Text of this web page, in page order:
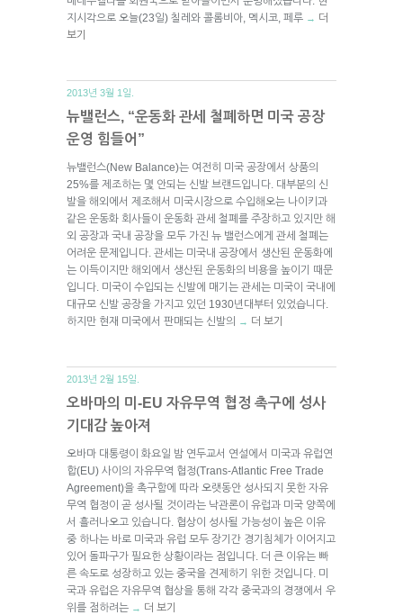
지시각으로 오늘(23일) 칠레와 콜롬비아, 멕시코, 페루 → 더
보기
2013년 3월 1일.
뉴밸런스, “운동화 관세 철폐하면 미국 공장
운영 힘들어”
뉴밸런스(New Balance)는 여전히 미국 공장에서 상품의
25%를 제조하는 몇 안되는 신발 브랜드입니다. 대부분의 신
발을 해외에서 제조해서 미국시장으로 수입해오는 나이키과
같은 운동화 회사들이 운동화 관세 철폐를 주장하고 있지만 해
외 공장과 국내 공장을 모두 가진 뉴 밸런스에게 관세 철폐는
어려운 문제입니다. 관세는 미국내 공장에서 생산된 운동화에
는 이득이지만 해외에서 생산된 운동화의 비용을 높이기 때문
입니다. 미국이 수입되는 신발에 매기는 관세는 미국이 국내에
대규모 신발 공장을 가지고 있던 1930년대부터 있었습니다.
하지만 현재 미국에서 판매되는 신발의
→ 더 보기
2013년 2월 15일.
오바마의 미-EU 자유무역 협정 촉구에 성사
기대감 높아져
오바마 대통령이 화요일 밤 연두교서 연설에서 미국과 유럽연
합(EU) 사이의 자유무역 협정(Trans-Atlantic Free Trade
Agreement)을 촉구함에 따라 오랫동안 성사되지 못한 자유
무역 협정이 곧 성사될 것이라는 낙관론이 유럽과 미국 양쪽에
서 흘러나오고 있습니다. 협상이 성사될 가능성이 높은 이유
중 하나는 바로 미국과 유럽 모두 장기간 경기침체가 이어지고
있어 돌파구가 필요한 상황이라는 점입니다. 더 큰 이유는 빠
른 속도로 성장하고 있는 중국을 견제하기 위한 것입니다. 미
국과 유럽은 자유무역 협상을 통해 각각 중국과의 경쟁에서 우
위를 점하려는 → 더 보기